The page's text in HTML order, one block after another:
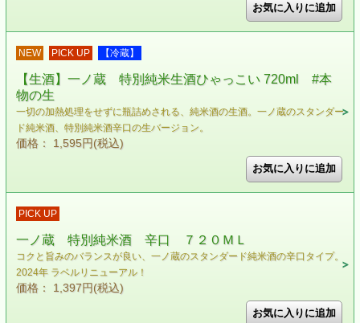
NEW PICK UP 【冷蔵】
【生酒】一ノ蔵 特別純米生酒ひゃっこい 720ml #本
物の生
一切の加熱処理をせずに瓶詰めされる、純米酒の生酒。一ノ蔵のスタンダー
ド純米酒、特別純米酒辛口の生バージョン。
価格： 1,595円(税込)
PICK UP
一ノ蔵 特別純米酒 辛口 ７２０ＭＬ
コクと旨みのバランスが良い、一ノ蔵のスタンダード純米酒の辛口タイプ。
2024年 ラベルリニューアル！
価格： 1,397円(税込)